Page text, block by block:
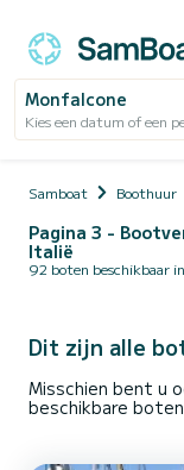
Monfalcone
Kies een datum of een
Samboat Boothuur
Pagina 3 -
Italië
92 boten beschikbaar
Dit zijn alle
Misschien bent u
beschikbare